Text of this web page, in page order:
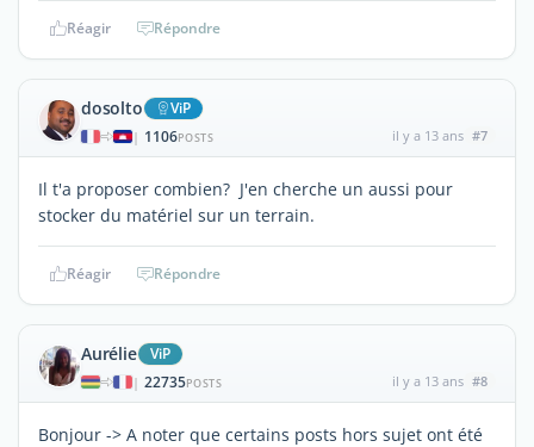
Réagir Répondre
dosolto ViP
| 1106POSTS il y a 13 ans #7
Il t'a proposer combien? J'en cherche un aussi pour
stocker du matériel sur un terrain.
Réagir Répondre
Aurélie ViP
| 22735POSTS il y a 13 ans #8
Bonjour -> A noter que certains posts hors sujet ont été